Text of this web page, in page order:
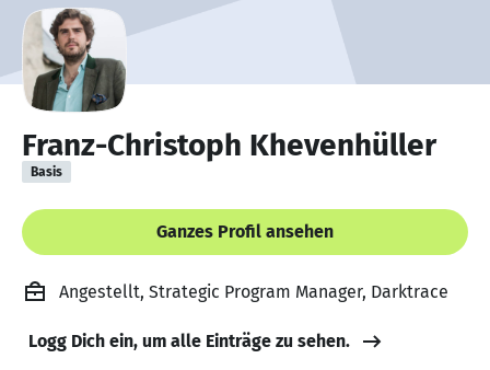
Franz-Christoph Khevenhüller
Basis
Ganzes Profil ansehen
Angestellt, Strategic Program Manager, Darktrace
Logg Dich ein, um alle Einträge zu sehen.